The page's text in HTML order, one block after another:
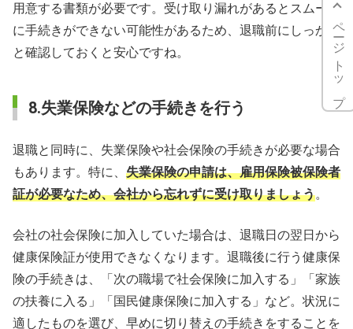
用意する書類が必要です。受け取り漏れがあるとスムーズ
に手続きができない可能性があるため、退職前にしっかり
と確認しておくと安心ですね。
8.失業保険などの手続きを行う
退職と同時に、失業保険や社会保険の手続きが必要な場合
もあります。特に、 失業保険の申請は、雇用保険被保険者
証が必要なため、会社から忘れずに受け取りましょう。
会社の社会保険に加入していた場合は、退職日の翌日から
健康保険証が使用できなくなります。退職後に行う健康保
険の手続きは、「次の職場で社会保険に加入する」「家族
の扶養に入る」「国民健康保険に加入する」など。状況に
適したものを選び、早めに切り替えの手続きをすることを
ページトップ